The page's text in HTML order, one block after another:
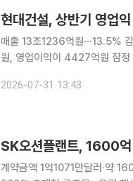
현대건설, 상반기 영업
매출 13조1236억원⋯13.5% 감소 현대건설은 올해 상반기 연결 재무제표 기준 매출 13
원, 영업이익이 4427억원 잠정
다. 전년 동기보다 매출은 11.4%
2026-07-31 13:43
SK오션플랜트, 1600억
계약금액 1억1071만달러·약